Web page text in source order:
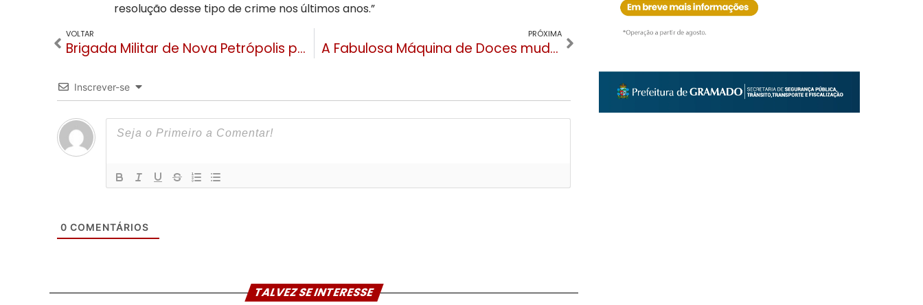
resolução desse tipo de crime nos últimos anos.”
VOLTAR
Brigada Militar de Nova Petrópolis prende autor de tentativa de feminicídio na Linha Imperial
PRÓXIMA
A Fabulosa Máquina de Doces muda para o centro de Gramado e inaugura novo espaço no Vita Boulevard
Inscrever-se
0 COMENTÁRIOS
TALVEZ SE INTERESSE